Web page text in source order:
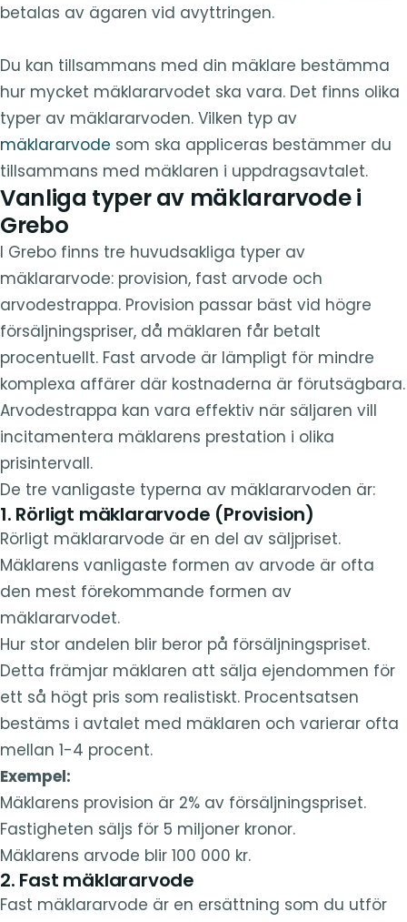
betalas av ägaren vid avyttringen.
Du kan tillsammans med din mäklare bestämma
hur mycket mäklararvodet ska vara. Det finns olika
typer av mäklararvoden. Vilken typ av
mäklararvode som ska appliceras bestämmer du
tillsammans med mäklaren i uppdragsavtalet.
Vanliga typer av mäklararvode i
Grebo
I Grebo finns tre huvudsakliga typer av
mäklararvode: provision, fast arvode och
arvodestrappa. Provision passar bäst vid högre
försäljningspriser, då mäklaren får betalt
procentuellt. Fast arvode är lämpligt för mindre
komplexa affärer där kostnaderna är förutsägbara.
Arvodestrappa kan vara effektiv när säljaren vill
incitamentera mäklarens prestation i olika
prisintervall.
De tre vanligaste typerna av mäklararvoden är:
1. Rörligt mäklararvode (Provision)
Rörligt mäklararvode är en del av säljpriset.
Mäklarens vanligaste formen av arvode är ofta
den mest förekommande formen av
mäklararvodet.
Hur stor andelen blir beror på försäljningspriset.
Detta främjar mäklaren att sälja ejendommen för
ett så högt pris som realistiskt. Procentsatsen
bestäms i avtalet med mäklaren och varierar ofta
mellan 1-4 procent.
Exempel:
Mäklarens provision är 2% av försäljningspriset.
Fastigheten säljs för 5 miljoner kronor.
Mäklarens arvode blir 100 000 kr.
2. Fast mäklararvode
Fast mäklararvode är en ersättning som du utför